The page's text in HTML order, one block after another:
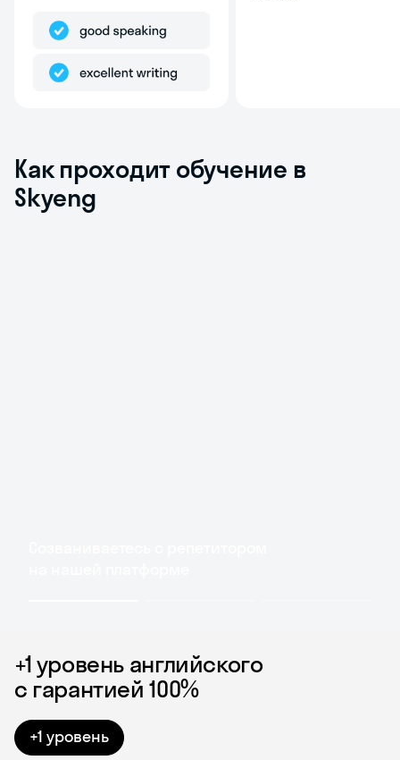
Как проходит обучение в
Skyeng
+1 уровень английского
с гарантией 100%
+1 уровень